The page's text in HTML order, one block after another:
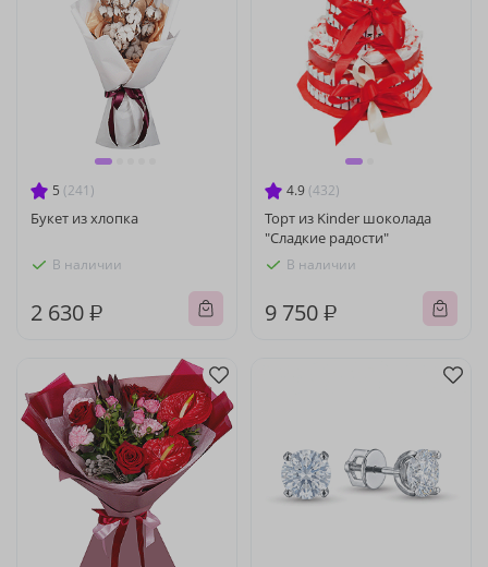
5 (241)
Букет из хлопка
В наличии
2 630 ₽
4.9 (432)
Торт из Kinder шоколада
"Сладкие радости"
В наличии
9 750 ₽